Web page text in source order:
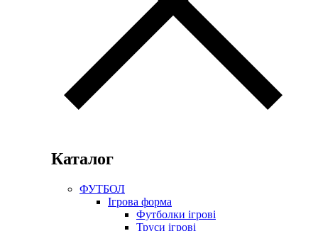
Каталог
ФУТБОЛ
Ігрова форма
Футболки ігрові
Труси ігрові